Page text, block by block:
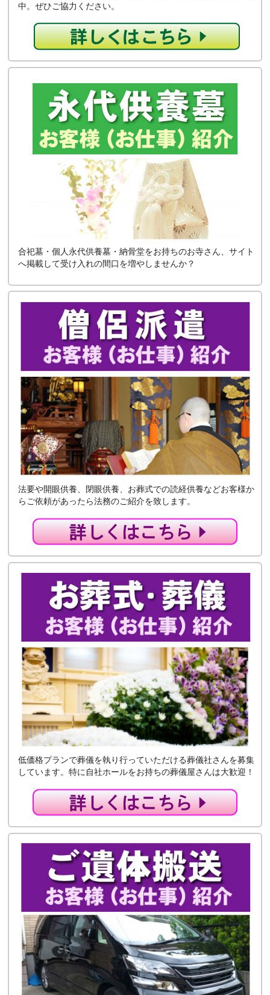
中。ぜひご協力ください。
合祀墓・個人永代供養墓・納骨堂をお持ちのお寺さん、サイト
へ掲載して受け入れの間口を増やしませんか？
法要や開眼供養、閉眼供養、お葬式での読経供養などお客様か
らご依頼があったら法務のご紹介を致します。
低価格プランで葬儀を執り行っていただける葬儀社さんを募集
しています。特に自社ホールをお持ちの葬儀屋さんは大歓迎！